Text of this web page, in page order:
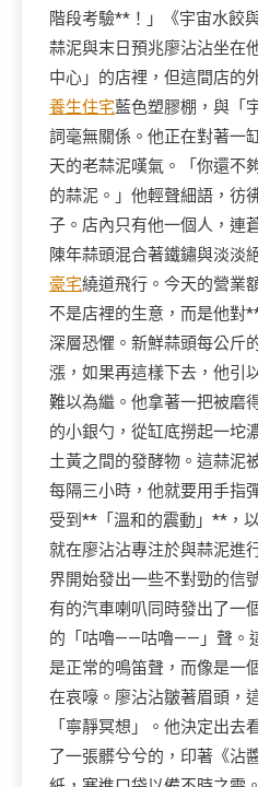
階段考驗**！」《宇宙水餃
蒜泥與末日預兆廖沾沾坐在
中心」的店裡，但這間店的
養生住宅藍色塑膠棚，與「
詞毫無關係。他正在對著一
天的老蒜泥嘆氣。「你還不
的蒜泥。」他輕聲細語，彷
子。店內只有他一個人，連
陳年蒜頭混合著鐵鏽與淡淡
豪宅繞道飛行。今天的營業
不是店裡的生意，而是他對
深層恐懼。新鮮蒜頭每公斤
漲，如果再這樣下去，他引
難以為繼。他拿著一把被磨
的小銀勺，從缸底撈起一坨
土黃之間的發酵物。這蒜泥
每隔三小時，他就要用手指
受到**「溫和的震動」**，
就在廖沾沾專注於與蒜泥進
界開始發出一些不對勁的信
有的汽車喇叭同時發出了一
的「咕嚕——咕嚕——」聲。
是正常的鳴笛聲，而像是一
在哀嚎。廖沾沾皺著眉頭，
「寧靜冥想」。他決定出去
了一張髒兮兮的，印著《沾